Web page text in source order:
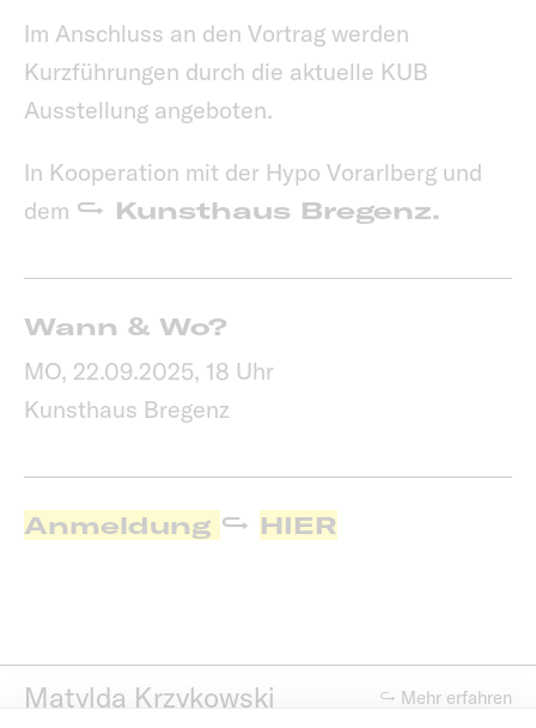
Wann & Wo?
MO, 22.09.2025, 18 Uhr
Kunsthaus Bregenz
Anmeldung HIER
Im Anschluss an den Vortrag werden
Kurzführungen durch die aktuelle KUB
Ausstellung angeboten.
In Kooperation mit der Hypo Vorarlberg und
dem
Kunsthaus Bregenz.
Matylda Krzykowski ↪ Mehr erfahren